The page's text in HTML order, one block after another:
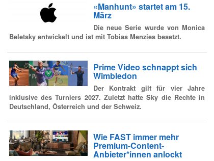
«Manhunt» startet am 15.
März
Die neue Serie wurde von Monica
Beletsky entwickelt und ist mit Tobias Menzies besetzt.
Prime Video schnappt sich
Wimbledon
Der Kontrakt gilt für vier Jahre
inklusive des Turniers 2027. Zuletzt hatte Sky die Rechte in
Deutschland, Österreich und der Schweiz.
Wie FAST immer mehr
Premium-Content-
Anbieter*innen anlockt